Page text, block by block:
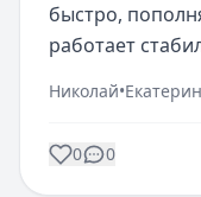
быстро,
работает
Николай•
0 0